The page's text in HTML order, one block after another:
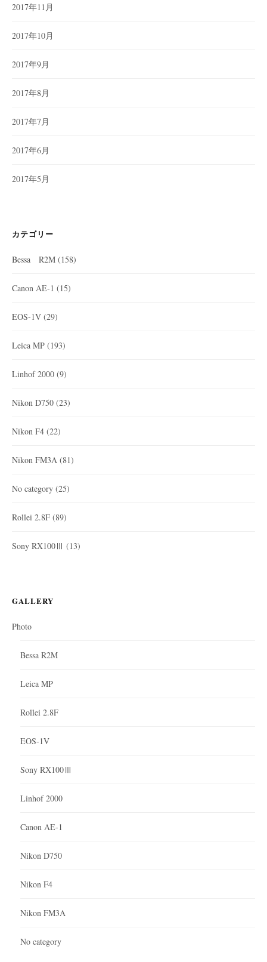
2017年11月
2017年10月
2017年9月
2017年8月
2017年7月
2017年6月
2017年5月
カテゴリー
Bessa R2M (158)
Canon AE-1 (15)
EOS-1V (29)
Leica MP (193)
Linhof 2000 (9)
Nikon D750 (23)
Nikon F4 (22)
Nikon FM3A (81)
No category (25)
Rollei 2.8F (89)
Sony RX100Ⅲ (13)
GALLERY
Photo
Bessa R2M
Leica MP
Rollei 2.8F
EOS-1V
Sony RX100Ⅲ
Linhof 2000
Canon AE-1
Nikon D750
Nikon F4
Nikon FM3A
No category